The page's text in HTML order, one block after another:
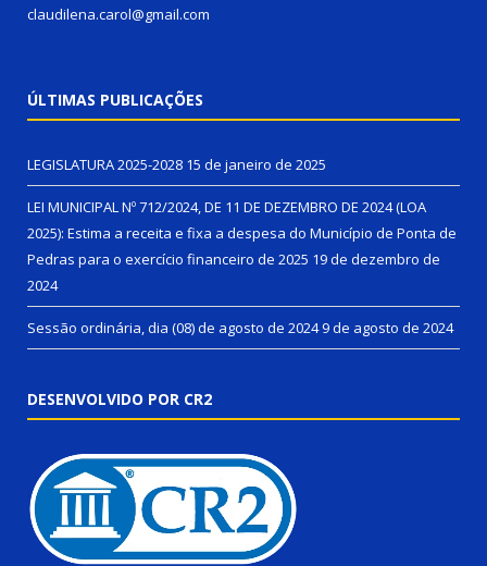
claudilena.carol@gmail.com
ÚLTIMAS PUBLICAÇÕES
LEGISLATURA 2025-2028 15 de janeiro de 2025
LEI MUNICIPAL Nº 712/2024, DE 11 DE DEZEMBRO DE 2024 (LOA
2025): Estima a receita e fixa a despesa do Município de Ponta de
Pedras para o exercício financeiro de 2025 19 de dezembro de
2024
Sessão ordinária, dia (08) de agosto de 20249 de agosto de 2024
DESENVOLVIDO POR CR2